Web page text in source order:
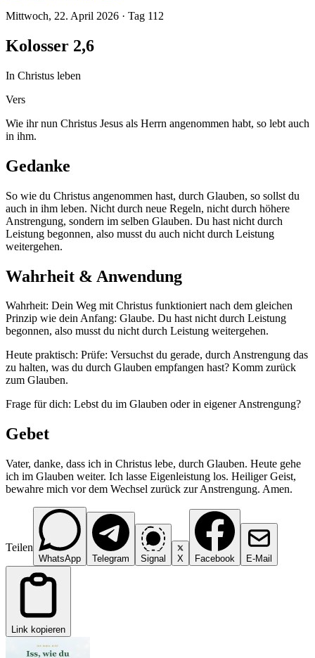
Mittwoch, 22. April 2026 · Tag 112
Kolosser 2,6
In Christus leben
Vers
Wie ihr nun Christus Jesus als Herrn angenommen habt, so lebt auch
in ihm.
Gedanke
So wie du Christus angenommen hast, durch Glauben, so sollst du
auch in ihm leben. Nicht durch neue Regeln, nicht durch höhere
Anstrengung, sondern im selben Glauben. Du hast nicht durch
Leistung begonnen, also musst du auch nicht durch Leistung
weitergehen.
Wahrheit & Anwendung
Wahrheit: Dein Weg mit Christus funktioniert nach dem gleichen
Prinzip wie dein Anfang: Glaube. Du hast nicht durch Leistung
begonnen, also musst du nicht durch Leistung weitergehen.
Heute praktisch: Prüfe: Versuchst du gerade, durch Anstrengung das
zu halten, was du durch Glauben empfangen hast? Komm zurück
zum Glauben.
Frage für dich: Lebst du im Glauben oder in eigener Anstrengung?
Gebet
Vater, danke, dass ich in Christus lebe, durch Glauben. Heute gehe
ich im Glauben weiter. Ich lasse Eigenleistung los. Heiliger Geist,
bewahre mich vor dem Wechsel zurück zur Anstrengung. Amen.
Teilen
WhatsApp Telegram Signal X Facebook E-Mail
Link kopieren